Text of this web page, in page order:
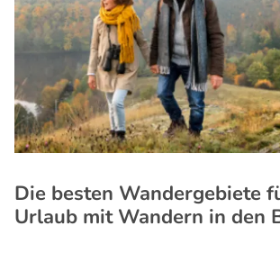
Die besten Wandergebiete
Urlaub mit Wandern in den